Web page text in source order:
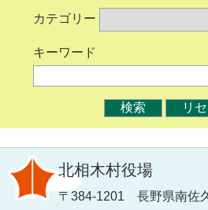
カテゴリー
キーワード
北相木村役場
〒384-1201 長野県南佐